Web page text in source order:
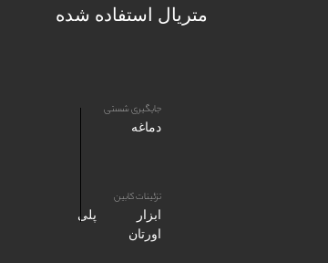
متریال استفاده شده
جایگیری شستی
دماغه
تزئینات کابین
ابزار پلی
اورتان